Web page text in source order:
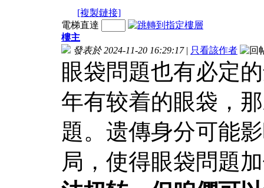
[複製鏈接]
電梯直達
樓主
發表於 2024-11-20 16:29:17 | 只看該作者
眼袋問題也有必定
年有较着的眼袋，
題。遗傳身分可能
局，使得眼袋問題